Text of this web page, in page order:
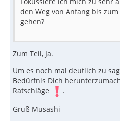
den Weg von Anfang bis
gehen?
Zum Teil, Ja.
Um es noch mal deutlich zu
Bedürfnis Dich
Ratschläge
.
Gruß Musashi